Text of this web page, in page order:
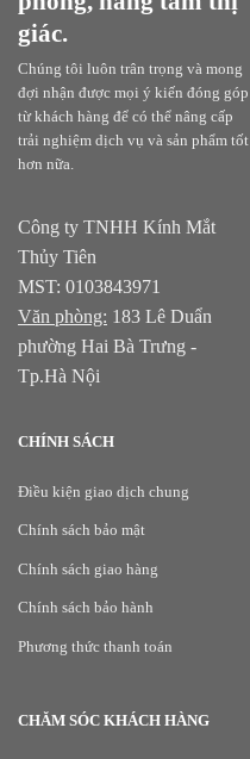
giác.
Chúng tôi luôn trân trọng và mong
đợi nhận được mọi ý kiến đóng góp
từ khách hàng để có thể nâng cấp
trải nghiệm dịch vụ và sản phẩm tốt
hơn nữa.
Công ty TNHH Kính Mắt
Thủy Tiên
MST: 0103843971
Văn phòng: 183 Lê Duẩn
phường Hai Bà Trưng -
Tp.Hà Nội
CHÍNH SÁCH
Điều kiện giao dịch chung
Chính sách bảo mật
Chính sách giao hàng
Chính sách bảo hành
Phương thức thanh toán
CHĂM SÓC KHÁCH HÀNG